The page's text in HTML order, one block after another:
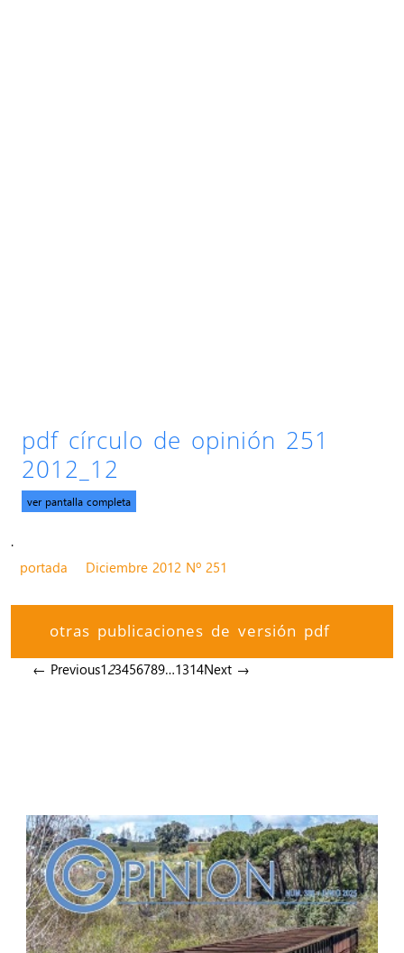
pdf círculo de opinión 251
2012_12
ver pantalla completa
.
portada
Diciembre 2012 Nº 251
otras publicaciones de versión pdf
← Previous123456789…1314Next →